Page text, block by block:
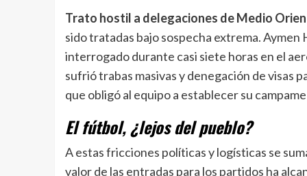
Trato hostil a delegaciones de Medio
sido tratadas bajo sospecha extrema.
interrogado durante casi siete horas en el
sufrió trabas masivas y denegación de visas
que obligó al equipo a establecer su
El fútbol, ¿lejos del pueblo?
A estas fricciones políticas y logísticas se
valor de las entradas para los partidos ha